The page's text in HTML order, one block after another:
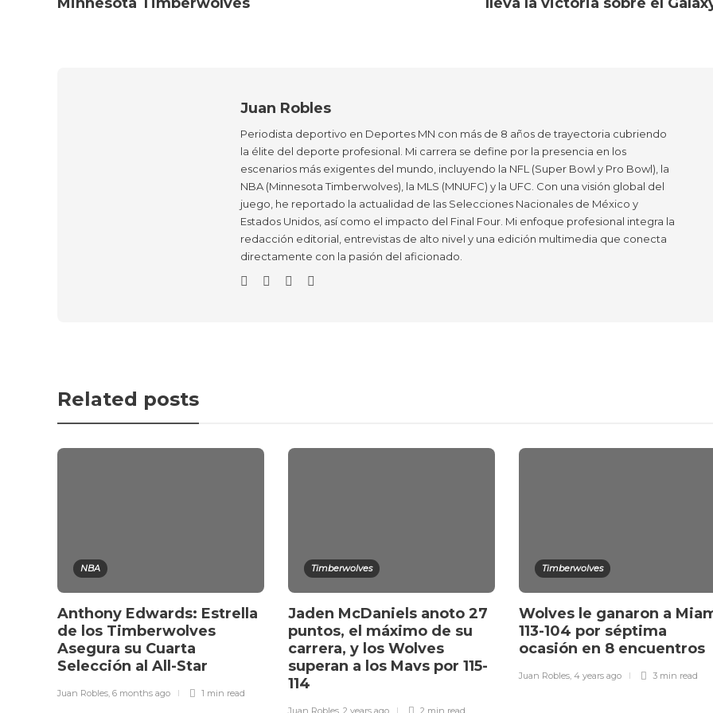
Minnesota Timberwolves lleva la victoria sobre el
Juan Robles
Periodista deportivo en Deportes MN con más de 8 años de trayectoria cubriendo
la élite del deporte profesional. Mi carrera se define por la presencia en los
escenarios más exigentes del mundo, incluyendo la NFL (Super Bowl y Pro Bowl), la
NBA (Minnesota Timberwolves), la MLS (MNUFC) y la UFC. Con una visión global del
juego, he reportado la actualidad de las Selecciones Nacionales de México y
Estados Unidos, así como el impacto del Final Four. Mi enfoque profesional integra la
redacción editorial, entrevistas de alto nivel y una edición multimedia que conecta
directamente con la pasión del aficionado.
Related posts
NBA
Anthony Edwards: Estrella
de los Timberwolves
Asegura su Cuarta
Selección al All-Star
Juan Robles, 6 months ago 1 min read
Timberwolves
Jaden McDaniels anoto 27
puntos, el máximo de su
carrera, y los Wolves
superan a los Mavs por 115-
114
Timberwolves
Wolves le ganaron a
113-104 por séptima
ocasión en 8 encuentros
Juan Robles, 4 years ago 3 min read